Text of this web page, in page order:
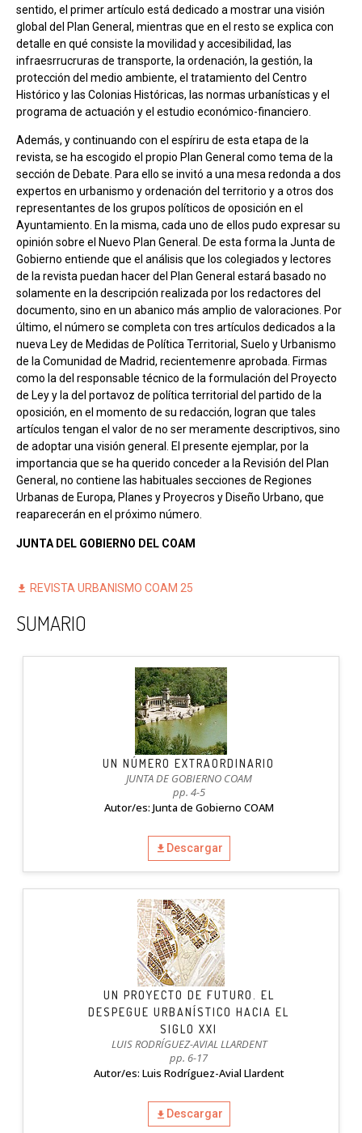
sentido, el primer artículo está dedicado a mostrar una visión
global del Plan General, mientras que en el resto se explica con
detalle en qué consiste la movilidad y accesibilidad, las
infraesrrucruras de transporte, la ordenación, la gestión, la
protección del medio ambiente, el tratamiento del Centro
Histórico y las Colonias Históricas, las normas urbanísticas y el
programa de actuación y el estudio económico-financiero.
Además, y continuando con el espíriru de esta etapa de la
revista, se ha escogido el propio Plan General como tema de la
sección de Debate. Para ello se invitó a una mesa redonda a dos
expertos en urbanismo y ordenación del territorio y a otros dos
representantes de los grupos políticos de oposición en el
Ayuntamiento. En la misma, cada uno de ellos pudo expresar su
opinión sobre el Nuevo Plan General. De esta forma la Junta de
Gobierno entiende que el análisis que los colegiados y lectores
de la revista puedan hacer del Plan General estará basado no
solamente en la descripción realizada por los redactores del
documento, sino en un abanico más amplio de valoraciones. Por
último, el número se completa con tres artículos dedicados a la
nueva Ley de Medidas de Política Territorial, Suelo y Urbanismo
de la Comunidad de Madrid, recientemenre aprobada. Firmas
como la del responsable técnico de la formulación del Proyecto
de Ley y la del portavoz de política territorial del partido de la
oposición, en el momento de su redacción, logran que tales
artículos tengan el valor de no ser meramente descriptivos, sino
de adoptar una visión general. El presente ejemplar, por la
importancia que se ha querido conceder a la Revisión del Plan
General, no contiene las habituales secciones de Regiones
Urbanas de Europa, Planes y Proyecros y Diseño Urbano, que
reaparecerán en el próximo número.
JUNTA DEL GOBIERNO DEL COAM
REVISTA URBANISMO COAM 25
SUMARIO
UN NÚMERO EXTRAORDINARIO
JUNTA DE GOBIERNO COAM
pp. 4-5
Autor/es: Junta de Gobierno COAM
Descargar
UN PROYECTO DE FUTURO. EL
DESPEGUE URBANÍSTICO HACIA EL
SIGLO XXI
LUIS RODRÍGUEZ-AVIAL LLARDENT
pp. 6-17
Autor/es: Luis Rodríguez-Avial Llardent
Descargar